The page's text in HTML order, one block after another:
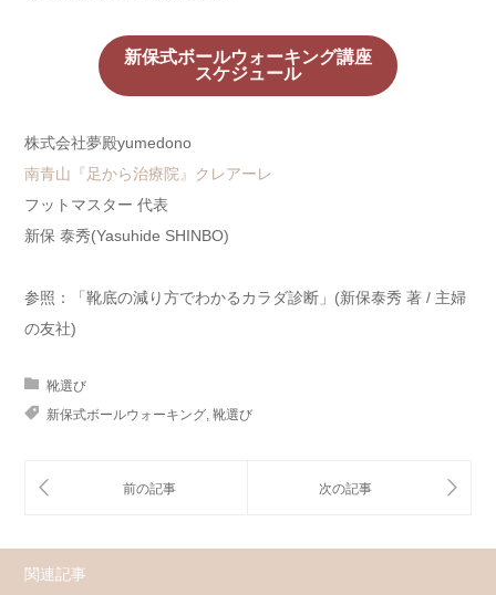
新保式ボールウォーキング講座
スケジュール
株式会社夢殿yumedono
南青山『足から治療院』クレアーレ
フットマスター 代表
新保 泰秀(Yasuhide SHINBO)
参照：「靴底の減り方でわかるカラダ診断」(新保泰秀 著 / 主婦
の友社)
靴選び
新保式ボールウォーキング 靴選び
関連記事